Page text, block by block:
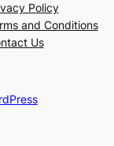
Policy
and Conditions
Us